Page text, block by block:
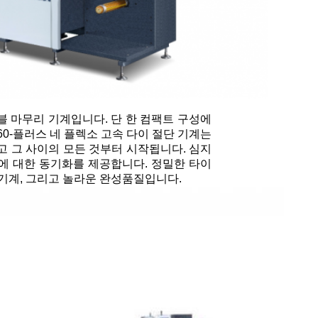
마무리 기계입니다. 단 한 컴팩트 구성에
플러스 네 플렉소 고속 다이 절단 기계는
그 사이의 모든 것부터 시작됩니다. 심지
대한 동기화를 제공합니다. 정밀한 타이
계, 그리고 놀라운 완성품질입니다.